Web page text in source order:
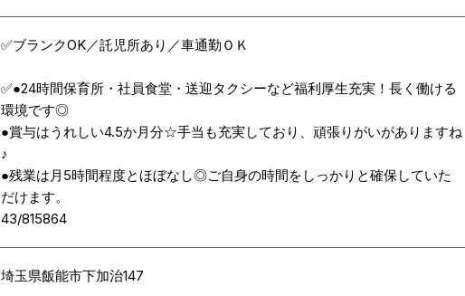
✅ブランクOK／託児所あり／車通勤ＯＫ
✅●24時間保育所・社員食堂・送迎タクシーなど福利厚生充実！長く働ける
環境です◎
●賞与はうれしい4.5か月分☆手当も充実しており、頑張りがいがありますね
♪
●残業は月5時間程度とほぼなし◎ご自身の時間をしっかりと確保していた
だけます。
43/815864
埼玉県飯能市下加治147